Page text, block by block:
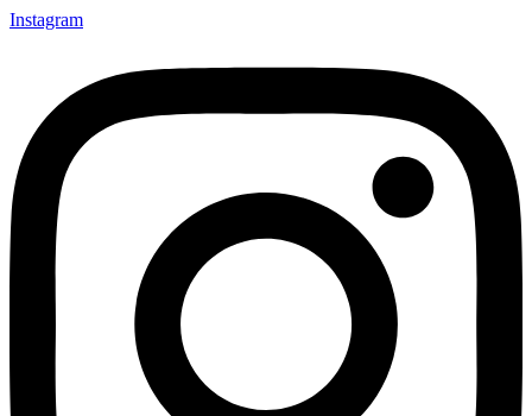
Instagram